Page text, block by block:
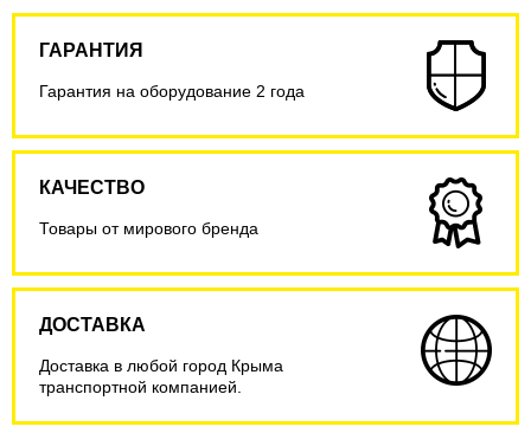
ГАРАНТИЯ
Гарантия на оборудование 2 года
КАЧЕСТВО
Товары от мирового бренда
ДОСТАВКА
Доставка в любой город Крыма
транспортной компанией.